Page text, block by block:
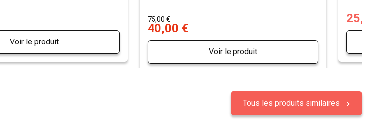
Voir le produit
75,00 €
40,00 €
Voir le produit
25,00
Tous les produits similaires